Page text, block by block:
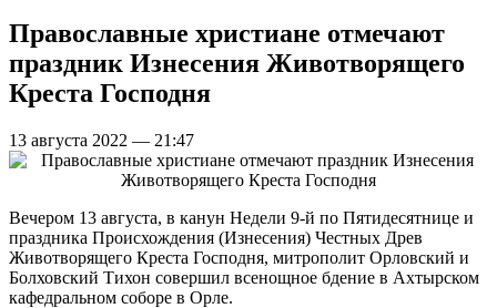
Православные христиане отмечают
праздник Изнесения Животворящего
Креста Господня
13 августа 2022 — 21:47
Вечером 13 августа, в канун Недели 9-й по Пятидесятнице и
праздника Происхождения (Изнесения) Честных Древ
Животворящего Креста Господня, митрополит Орловский и
Болховский Тихон совершил всенощное бдение в Ахтырском
кафедральном соборе в Орле.